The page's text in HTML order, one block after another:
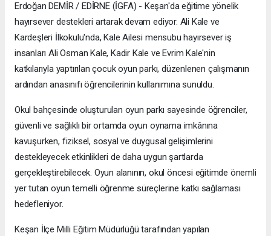
Erdoğan DEMİR / EDİRNE (İGFA) - Keşan'da eğitime yönelik
hayırsever destekleri artarak devam ediyor. Ali Kale ve
Kardeşleri İlkokulu'nda, Kale Ailesi mensubu hayırsever iş
insanları Ali Osman Kale, Kadir Kale ve Evrim Kale'nin
katkılarıyla yaptırılan çocuk oyun parkı, düzenlenen çalışmanın
ardından anasınıfı öğrencilerinin kullanımına sunuldu.
Okul bahçesinde oluşturulan oyun parkı sayesinde öğrenciler,
güvenli ve sağlıklı bir ortamda oyun oynama imkânına
kavuşurken, fiziksel, sosyal ve duygusal gelişimlerini
destekleyecek etkinlikleri de daha uygun şartlarda
gerçekleştirebilecek. Oyun alanının, okul öncesi eğitimde önemli
yer tutan oyun temelli öğrenme süreçlerine katkı sağlaması
hedefleniyor.
Keşan İlçe Milli Eğitim Müdürlüğü tarafından yapılan